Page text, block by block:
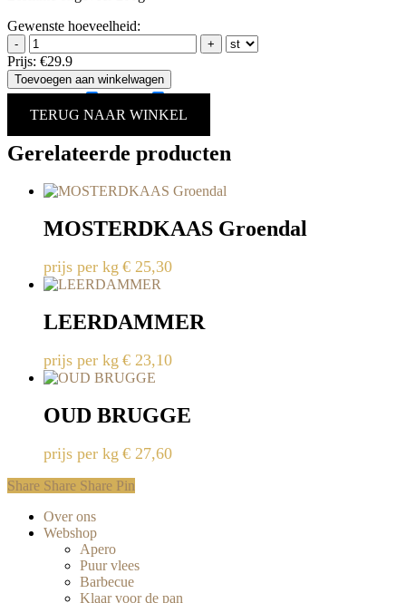
Gewenste hoeveelheid:
- +
Prijs: €29.9
Toevoegen aan winkelwagen
Allergenen: noten
soja
TERUG NAAR WINKEL
Gerelateerde producten
MOSTERDKAAS Groendal
prijs per kg € 25,30
LEERDAMMER
prijs per kg € 23,10
OUD BRUGGE
prijs per kg € 27,60
Share
Share Share Share Pin
Close
Menu
Over ons
Webshop
Apero
Puur vlees
Barbecue
Klaar voor de pan